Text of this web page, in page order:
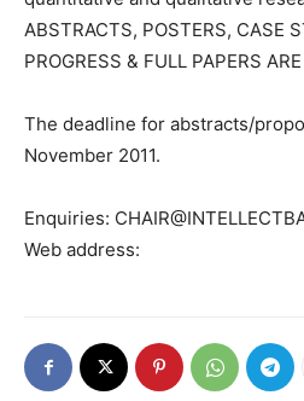
ABSTRACTS, POSTERS, CASE
PROGRESS & FULL PAPERS
The deadline for abstracts/
November 2011.
Enquiries:
Web address: